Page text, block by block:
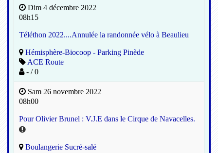
Dim 4 décembre 2022
08h15
Téléthon 2022....Annulée la randonnée vélo à Beaulieu
Hémisphère-Biocoop - Parking Pinède
ACE Route
- / 0
Sam 26 novembre 2022
08h00
Pour Olivier Brunel : V.J.E dans le Cirque de Navacelles.
Boulangerie Sucré-salé